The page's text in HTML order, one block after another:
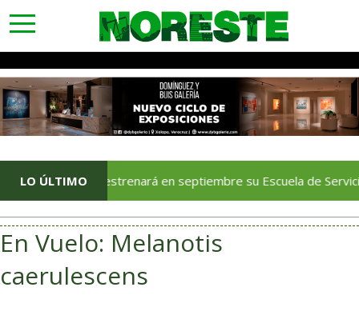
toggle
navigation
LO ÚLTIMO
Veracruz estrenará en septiembre su Escuela de Servicios
En Vuelo: Melanotis
caerulescens